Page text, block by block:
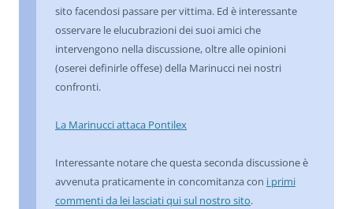
sito facendosi passare per vittima. Ed è interessante
osservare le elucubrazioni dei suoi amici che
intervengono nella discussione, oltre alle opinioni
(oserei definirle offese) della Marinucci nei nostri
confronti.
La Marinucci attaca Pontilex
Interessante notare che questa seconda discussione è
avvenuta praticamente in concomitanza con i primi
commenti da lei lasciati qui sul nostro sito.